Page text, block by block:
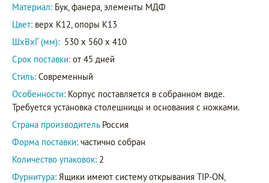
Материал: Бук, фанера, элементы МДФ
Цвет: верх K12, опоры K13
ШxВxГ (мм): 530 x 560 x 410
Срок поставки: от 45 дней
Стиль: Современный
Особенности: Корпус поставляется в собранном виде.
Требуется установка столешницы и основания с ножками.
Страна производитель Россия
Форма поставки: частично собран
Количество упаковок: 2
Фурнитура: Ящики имеют систему открывания TIP-ON,